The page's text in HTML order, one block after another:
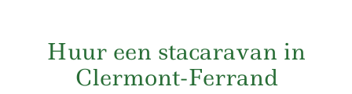
Huur een stacaravan in
Clermont-Ferrand